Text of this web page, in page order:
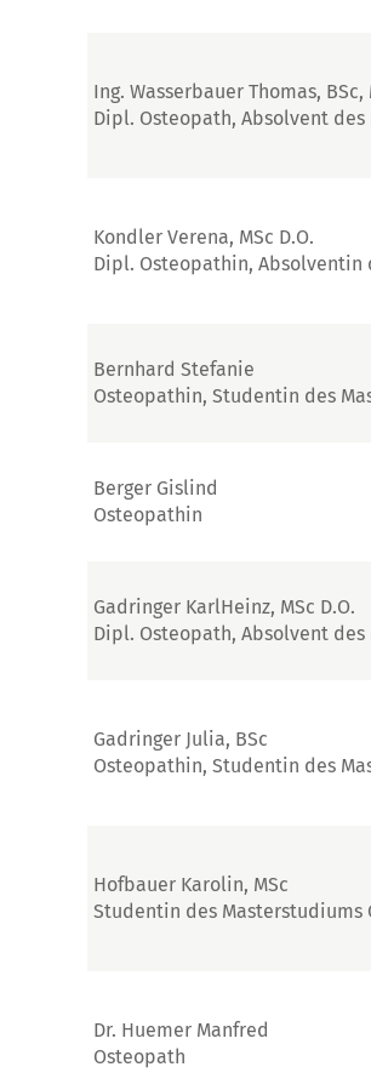
Ing. Wasserbauer Thomas, BSc,
Dipl. Osteopath, Absolvent
Kondler Verena, MSc D.O.
Dipl. Osteopathin, Absolventin
Bernhard Stefanie
Osteopathin, Studentin des
Berger Gislind
Osteopathin
Gadringer KarlHeinz, MSc D.O.
Dipl. Osteopath, Absolvent
Gadringer Julia, BSc
Osteopathin, Studentin des
Hofbauer Karolin, MSc
Studentin des Masterstudiums
Dr. Huemer Manfred
Osteopath